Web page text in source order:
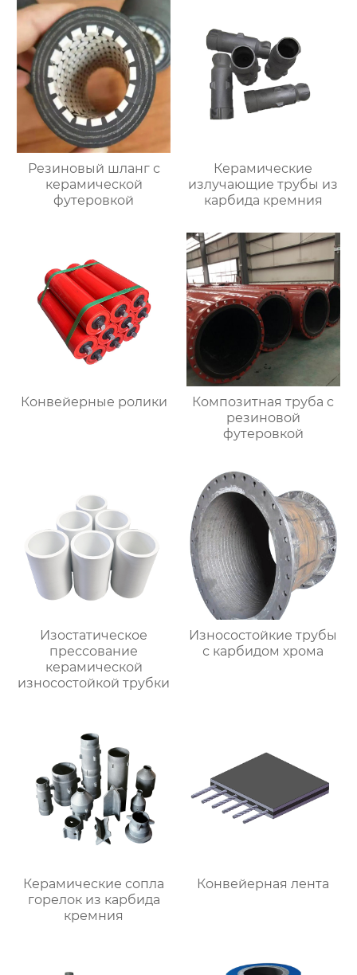
Резиновый шланг с
керамической
футеровкой
Керамические
излучающие трубы из
карбида кремния
Конвейерные ролики
Композитная труба с
резиновой
футеровкой
Изостатическое
прессование
керамической
износостойкой трубки
Износостойкие трубы
с карбидом хрома
Керамические сопла
горелок из карбида
кремния
Конвейерная лента